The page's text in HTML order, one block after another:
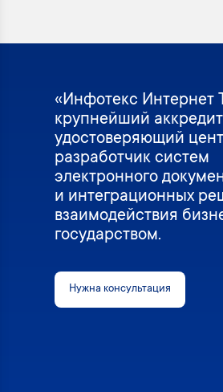
«Инфотекс Интернет
крупнейший
удостоверяющий
разработчик систем
электронного
и интеграционных
взаимодействия
государством.
Нужна консультация